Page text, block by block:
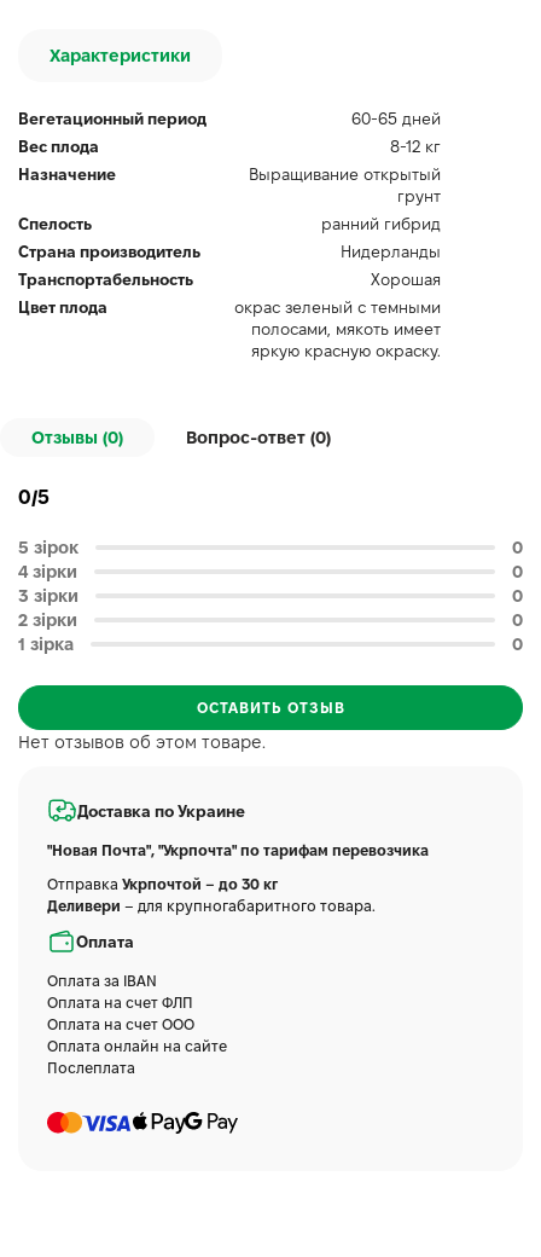
Характеристики
Вегетационный период
60-65 дней
Вес плода
8-12 кг
Назначение
Выращивание открытый
грунт
Спелость
ранний гибрид
Страна производитель
Нидерланды
Транспортабельность
Хорошая
Цвет плода
окрас зеленый с темными
полосами, мякоть имеет
яркую красную окраску.
Отзывы (0) Вопрос-ответ (0)
Нет отзывов об этом товаре.
0/5
5 зірок
0
4 зірки
0
3 зірки
0
2 зірки
0
1 зірка
0
ОСТАВИТЬ ОТЗЫВ
Доставка по Украине
"Новая Почта", "Укрпочта" по тарифам перевозчика
Отправка Укрпочтой – до 30 кг
Деливери – для крупногабаритного товара.
Оплата
Оплата за IBAN
Оплата на счет ФЛП
Оплата на счет ООО
Оплата онлайн на сайте
Послеплата